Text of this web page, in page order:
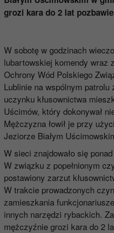
grozi kara do 2 lat
W sobotę w godzinach
lubartowskiej komendy wraz
Ochrony Wód Polskiego
Lublinie na wspólnym
uczynku kłusownictwa
Uścimów, który dokonywał
Mężczyzna łowił je przy
Jeziorze Białym
W sieci znajdowało się
W związku z popełnionym
postawiony zarzut
W trakcie prowadzonych
zamieszkania
innych narzędzi rybackich.
mężczyźnie grozi kara do 2